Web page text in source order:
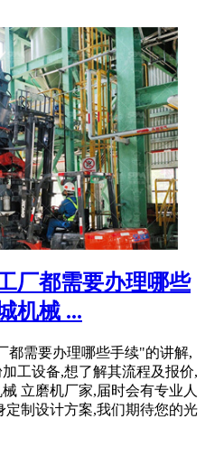
厂都需要办理哪些
机械 ...
都需要办理哪些手续"的讲解,
工设备,想了解其流程及报价,
立磨机厂家,届时会有专业人
定制设计方案,我们期待您的光